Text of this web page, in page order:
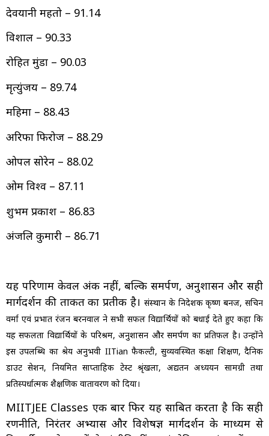
देवयानी महतो – 91.14
विशाल – 90.33
रोहित मुंडा – 90.03
मृत्युंजय – 89.74
महिमा – 88.43
अरिफा फिरोज – 88.29
ओपल सोरेन – 88.02
ओम विश्व – 87.11
शुभम प्रकाश – 86.83
अंजलि कुमारी – 86.71
यह परिणाम केवल अंक नहीं, बल्कि समर्पण, अनुशासन और सही
मार्गदर्शन की ताकत का प्रतीक है। संस्थान के निदेशक कृष्ण बनर्जी, सचिन
वर्मा एवं प्रभात रंजन बरनवाल ने सभी सफल विद्यार्थियों को बधाई देते हुए कहा कि
यह सफलता विद्यार्थियों के परिश्रम, अनुशासन और समर्पण का प्रतिफल है। उन्होंने
इस उपलब्धि का श्रेय अनुभवी IITian फैकल्टी, सुव्यवस्थित कक्षा शिक्षण, दैनिक
डाउट सेशन, नियमित साप्ताहिक टेस्ट श्रृंखला, अद्यतन अध्ययन सामग्री तथा
प्रतिस्पर्धात्मक शैक्षणिक वातावरण को दिया।
MIITJEE Classes एक बार फिर यह साबित करता है कि सही
रणनीति, निरंतर अभ्यास और विशेषज्ञ मार्गदर्शन के माध्यम से